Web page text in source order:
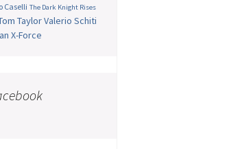
Caselli The Dark Knight Rises
TaylorValerio Schiti
X-Force